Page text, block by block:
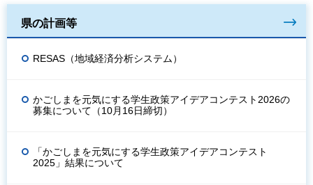
県の計画等
RESAS（地域経済分析システム）
かごしまを元気にする学生政策アイデアコンテスト2026の
募集について（10月16日締切）
「かごしまを元気にする学生政策アイデアコンテスト
2025」結果について